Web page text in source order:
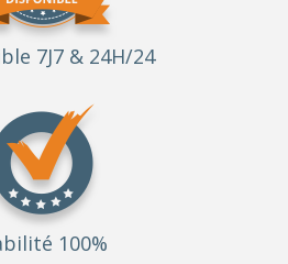
7J7 & 24H/24
100%